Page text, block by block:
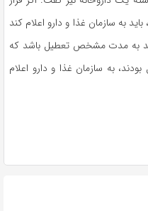
به سازمان غذا و دارو اعلام کند
به مدت مشخص تعطیل باشد که
به سازمان غذا و دارو اعلام